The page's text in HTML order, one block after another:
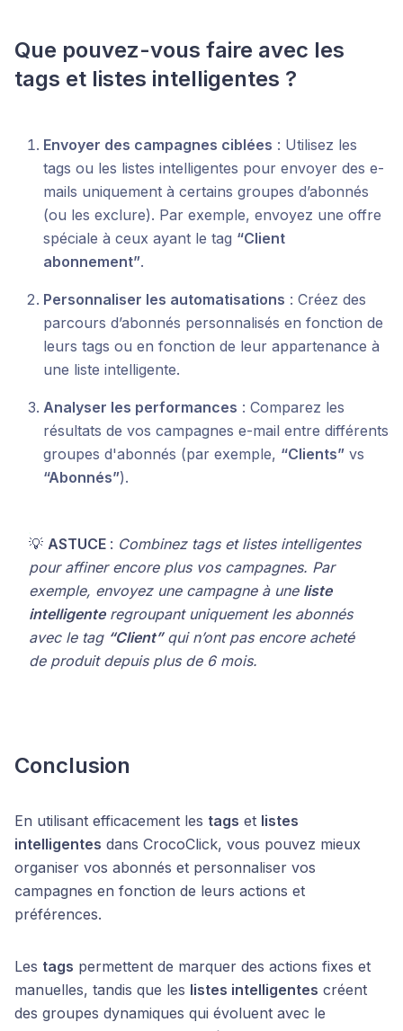
Que pouvez-vous faire avec les
tags et listes intelligentes ?
Envoyer des campagnes ciblées : Utilisez les
tags ou les listes intelligentes pour envoyer des e-
mails uniquement à certains groupes d’abonnés
(ou les exclure). Par exemple, envoyez une offre
spéciale à ceux ayant le tag “Client
abonnement”.
Personnaliser les automatisations : Créez des
parcours d’abonnés personnalisés en fonction de
leurs tags ou en fonction de leur appartenance à
une liste intelligente.
Analyser les performances : Comparez les
résultats de vos campagnes e-mail entre différents
groupes d'abonnés (par exemple, “Clients” vs
“Abonnés”).
💡 ASTUCE : Combinez tags et listes intelligentes
pour affiner encore plus vos campagnes. Par
exemple, envoyez une campagne à une liste
intelligenteregroupant uniquement les abonnés
avec le tag “Client”qui n’ont pas encore acheté
de produit depuis plus de 6 mois.
Conclusion
En utilisant efficacement les tags et listes
intelligentes dans CrocoClick, vous pouvez mieux
organiser vos abonnés et personnaliser vos
campagnes en fonction de leurs actions et
préférences.
Les tags permettent de marquer des actions fixes et
manuelles, tandis que les listes intelligentes créent
des groupes dynamiques qui évoluent avec le